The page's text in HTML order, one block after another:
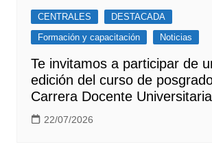
CENTRALES
DESTACADA
Formación y capacitación
Noticias
Te invitamos a participar de
edición del curso de
Carrera Docente Universitaria
22/07/2026